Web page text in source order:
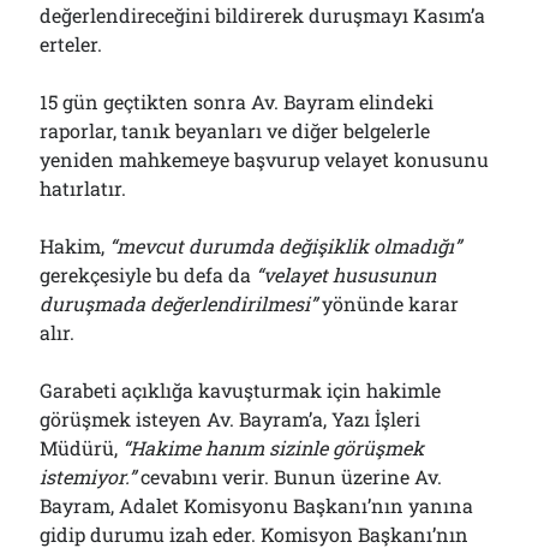
değerlendireceğini bildirerek duruşmayı Kasım’a
erteler.
15 gün geçtikten sonra Av. Bayram elindeki
raporlar, tanık beyanları ve diğer belgelerle
yeniden mahkemeye başvurup velayet konusunu
hatırlatır.
Hakim, “mevcut durumda değişiklik olmadığı”
gerekçesiyle bu defa da “velayet hususunun
duruşmada değerlendirilmesi”yönünde karar
alır.
Garabeti açıklığa kavuşturmak için hakimle
görüşmek isteyen Av. Bayram’a, Yazı İşleri
Müdürü, “Hakime hanım sizinle görüşmek
istemiyor.”cevabını verir. Bunun üzerine Av.
Bayram, Adalet Komisyonu Başkanı’nın yanına
gidip durumu izah eder. Komisyon Başkanı’nın